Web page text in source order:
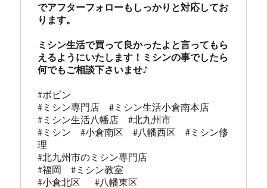
でアフターフォローもしっかりと対応してお
ります。
ミシン生活で買って良かったよと言ってもら
えるようにいたします！ミシンの事でしたら
何でもご相談下さいませ♪
#ボビン
#ミシン専門店  #ミシン生活小倉南本店
#ミシン生活八幡店  #北九州市
#ミシン  #小倉南区  #八幡西区  #ミシン修
理
#北九州市のミシン専門店
#福岡  #ミシン教室
#小倉北区   #八幡東区